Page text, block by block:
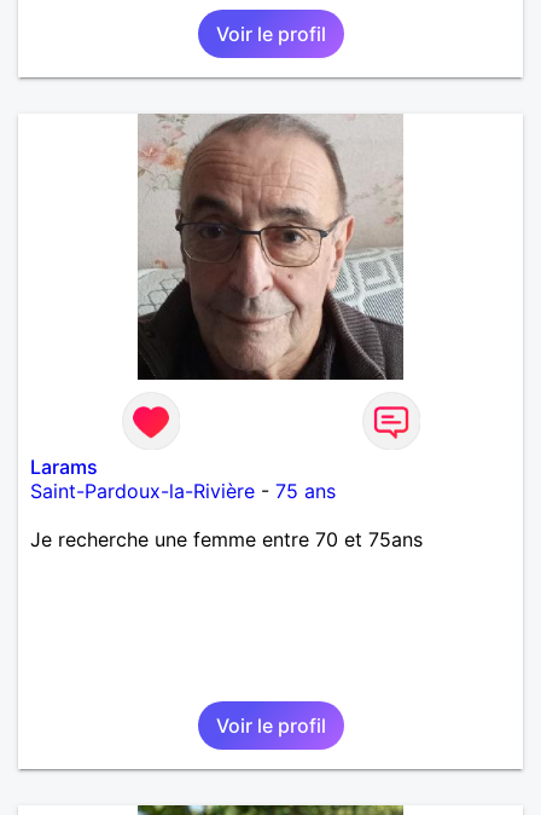
Voir le profil
Larams
Saint-Pardoux-la-Rivière - 75 ans
Je recherche une femme entre 70 et 75ans
Voir le profil